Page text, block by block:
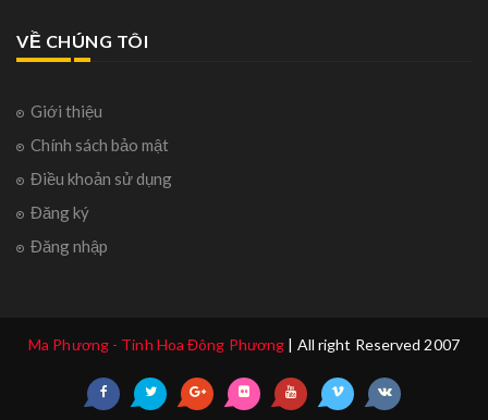
VỀ CHÚNG TÔI
Giới thiệu
Chính sách bảo mật
Điều khoản sử dụng
Đăng ký
Đăng nhập
Ma Phương - Tinh Hoa Đông Phương | All right Reserved 2007